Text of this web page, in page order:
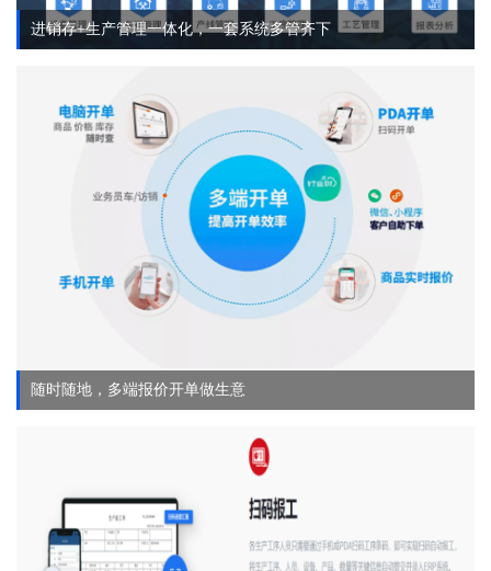
进销存+生产管理一体化，一套系统多管齐下
随时随地，多端报价开单做生意